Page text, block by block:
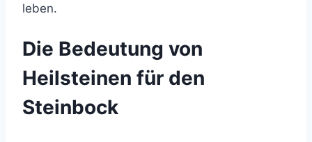
leben.
Die Bedeutung von
Heilsteinen für den
Steinbock